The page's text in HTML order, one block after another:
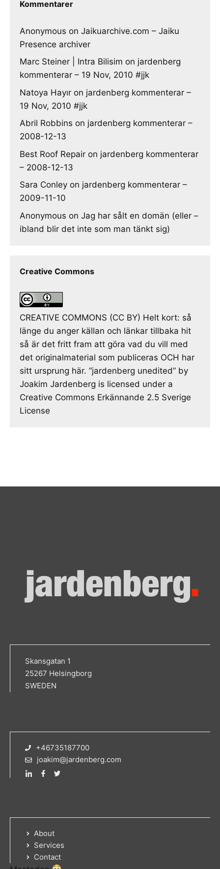
Kommentarer
Anonymous on Jaikuarchive.com – Jaiku
Presence archiver
Marc Steiner | Intra Bilisim on jardenberg
kommenterar – 19 Nov, 2010 #jjk
Natoya Hayır on jardenberg kommenterar –
19 Nov, 2010 #jjk
Abril Robbins on jardenberg kommenterar –
2008-12-13
Best Roof Repair on jardenberg kommenterar
– 2008-12-13
Sara Conley on jardenberg kommenterar –
2009-11-10
Anonymous on Jag har sålt en domän (eller –
ibland blir det inte som man tänkt sig)
Creative Commons
CREATIVE COMMONS (CC BY) Helt kort: så
länge du anger källan och länkar tillbaka hit
så är det fritt fram att göra vad du vill med
det originalmaterial som publiceras OCH har
sitt ursprung här. ”jardenberg unedited” by
Joakim Jardenberg is licensed under a
Creative Commons Erkännande 2.5 Sverige
License
Skansgatan 1
25267 Helsingborg
SWEDEN
+46735187700
joakim@jardenberg.com
About
Services
Contact